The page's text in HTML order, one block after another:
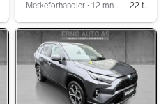
Merkeforhandler ∙ 12 mnd garanti ∙ Service
22 t.